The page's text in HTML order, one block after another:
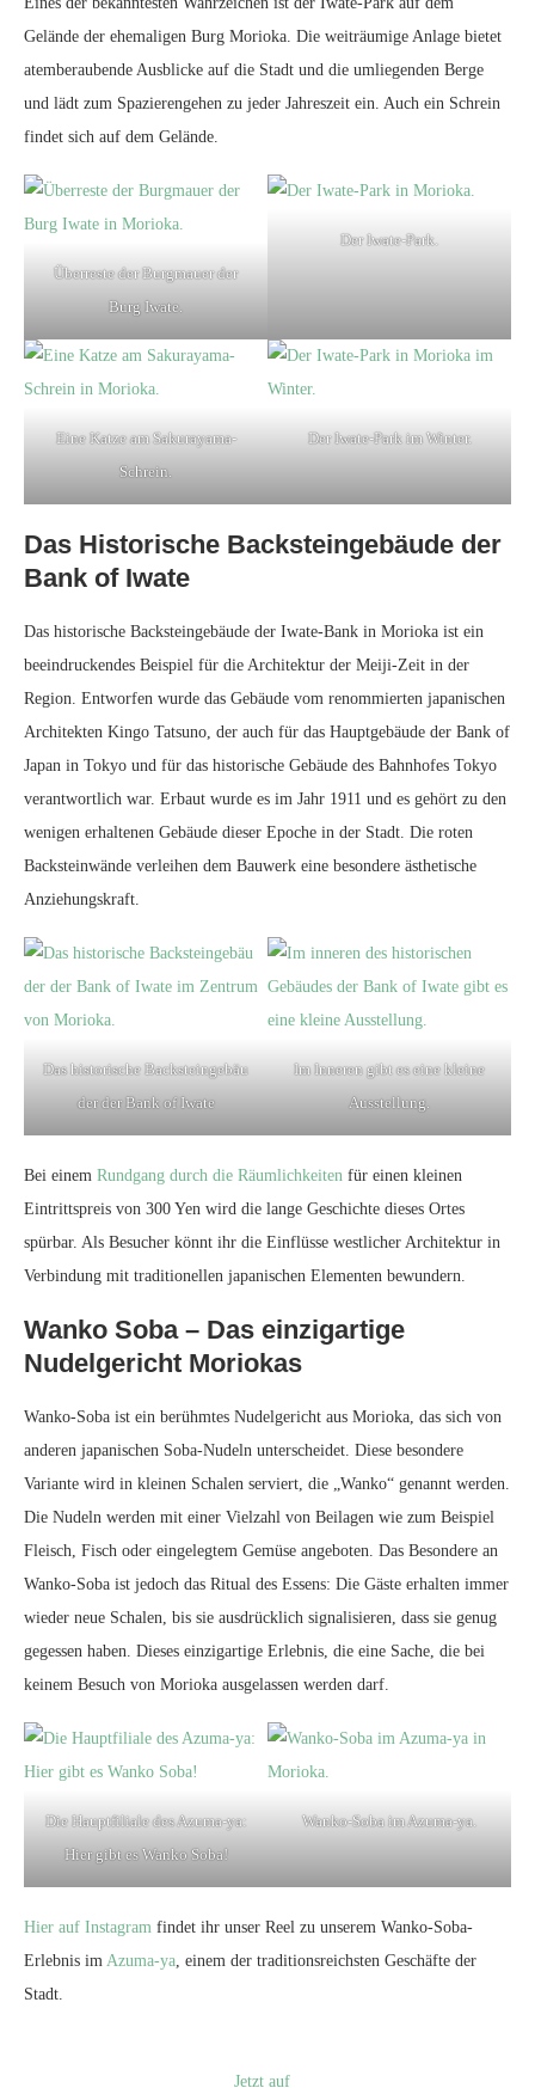
Gelände der ehemaligen Burg Morioka. Die weiträumige Anlage bietet
atemberaubende Ausblicke auf die Stadt und die umliegenden Berge
und lädt zum Spazierengehen zu jeder Jahreszeit ein. Auch ein Schrein
findet sich auf dem Gelände.
Überreste der Burgmauer der
Burg Iwate.
Der Iwate-Park.
Eine Katze am Sakurayama-
Schrein.
Der Iwate-Park im Winter.
Das Historische Backsteingebäude der
Bank of Iwate
Das historische Backsteingebäude der Iwate-Bank in Morioka ist ein
beeindruckendes Beispiel für die Architektur der Meiji-Zeit in der
Region. Entworfen wurde das Gebäude vom renommierten japanischen
Architekten Kingo Tatsuno, der auch für das Hauptgebäude der Bank of
Japan in Tokyo und für das historische Gebäude des Bahnhofes Tokyo
verantwortlich war. Erbaut wurde es im Jahr 1911 und es gehört zu den
wenigen erhaltenen Gebäude dieser Epoche in der Stadt. Die roten
Backsteinwände verleihen dem Bauwerk eine besondere ästhetische
Anziehungskraft.
Das historische Backsteingebäu
der der Bank of Iwate
Im Inneren gibt es eine kleine
Ausstellung.
Bei einem Rundgang durch die Räumlichkeiten für einen kleinen
Eintrittspreis von 300 Yen wird die lange Geschichte dieses Ortes
spürbar. Als Besucher könnt ihr die Einflüsse westlicher Architektur in
Verbindung mit traditionellen japanischen Elementen bewundern.
Wanko Soba – Das einzigartige
Nudelgericht Moriokas
Wanko-Soba ist ein berühmtes Nudelgericht aus Morioka, das sich von
anderen japanischen Soba-Nudeln unterscheidet. Diese besondere
Variante wird in kleinen Schalen serviert, die „Wanko“ genannt werden.
Die Nudeln werden mit einer Vielzahl von Beilagen wie zum Beispiel
Fleisch, Fisch oder eingelegtem Gemüse angeboten. Das Besondere an
Wanko-Soba ist jedoch das Ritual des Essens: Die Gäste erhalten immer
wieder neue Schalen, bis sie ausdrücklich signalisieren, dass sie genug
gegessen haben. Dieses einzigartige Erlebnis, die eine Sache, die bei
keinem Besuch von Morioka ausgelassen werden darf.
Die Hauptfiliale des Azuma-ya:
Hier gibt es Wanko Soba!
Wanko-Soba im Azuma-ya.
Hier auf Instagram findet ihr unser Reel zu unserem Wanko-Soba-
Erlebnis im Azuma-ya, einem der traditionsreichsten Geschäfte der
Stadt.
Jetzt auf